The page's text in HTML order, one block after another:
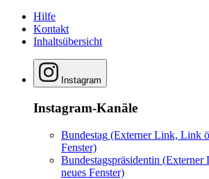
Hilfe
Kontakt
Inhaltsübersicht
Instagram
Instagram-Kanäle
Bundestag (Externer Link, Link
Fenster)
Bundestagspräsidentin (Externer
neues Fenster)